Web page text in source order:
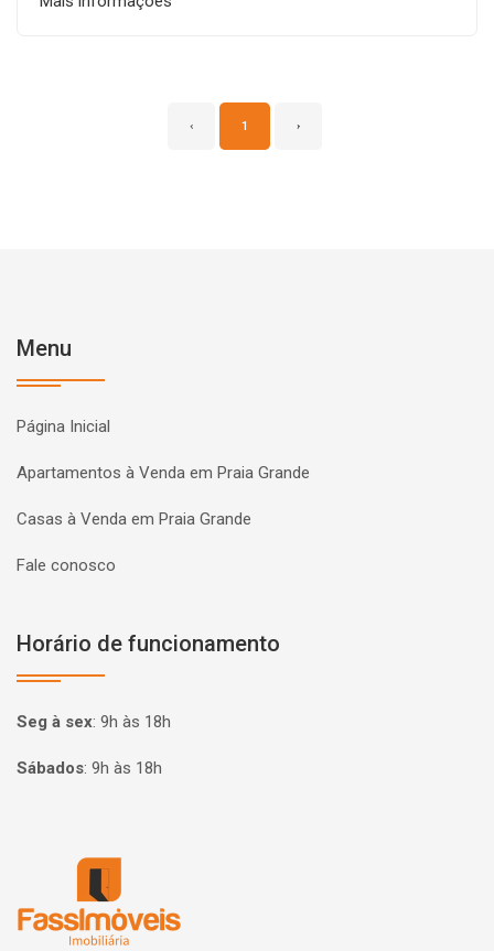
‹ 1 ›
Menu
Página Inicial
Apartamentos à Venda em Praia Grande
Casas à Venda em Praia Grande
Fale conosco
Horário de funcionamento
Seg à sex: 9h às 18h
Sábados: 9h às 18h